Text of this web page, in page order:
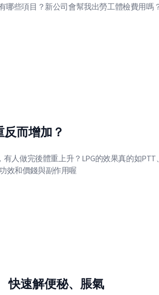
哪些項目？新公司會幫我出勞工體檢費用嗎
而增加？
人做完後體重上升？LPG的效果真的如PTT
效和價錢與副作用喔
快速解便秘、脹氣